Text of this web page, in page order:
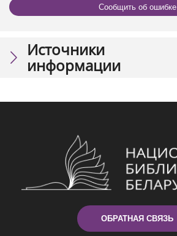
Сообщить об ошибке
Источники
информации
ОБРАТНАЯ СВЯЗЬ